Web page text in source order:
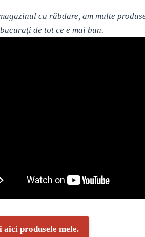
cu răbdare, am multe
de tot ce e mai bun.
aici produsele mele.